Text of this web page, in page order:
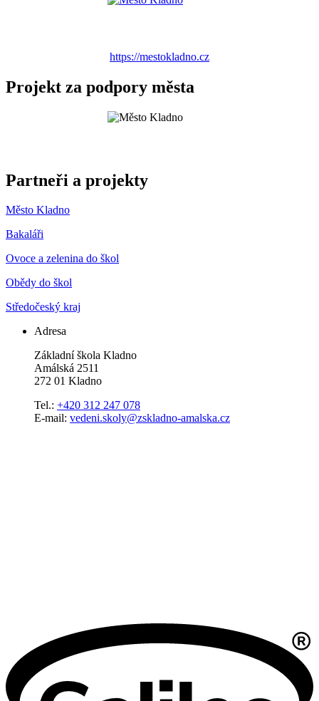
https://mestokladno.cz
Projekt za podpory města
Partneři a projekty
Město Kladno
Bakaláři
Ovoce a zelenina do škol
Obědy do škol
Středočeský kraj
Adresa
Základní škola Kladno
Amálská 2511
272 01 Kladno
Tel.: +420 312 247 078
E-mail: vedeni.skoly@zskladno-amalska.cz